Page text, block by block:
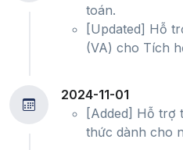
toán.
[Updated] Hỗ
(VA) cho Tích
2024-11-01
[Added] Hỗ trợ
thức dành cho